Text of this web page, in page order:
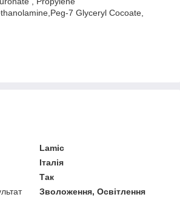
7 Glyceryl Cocoate,
Lamic
Італія
Так
Зволоження, Освітлення